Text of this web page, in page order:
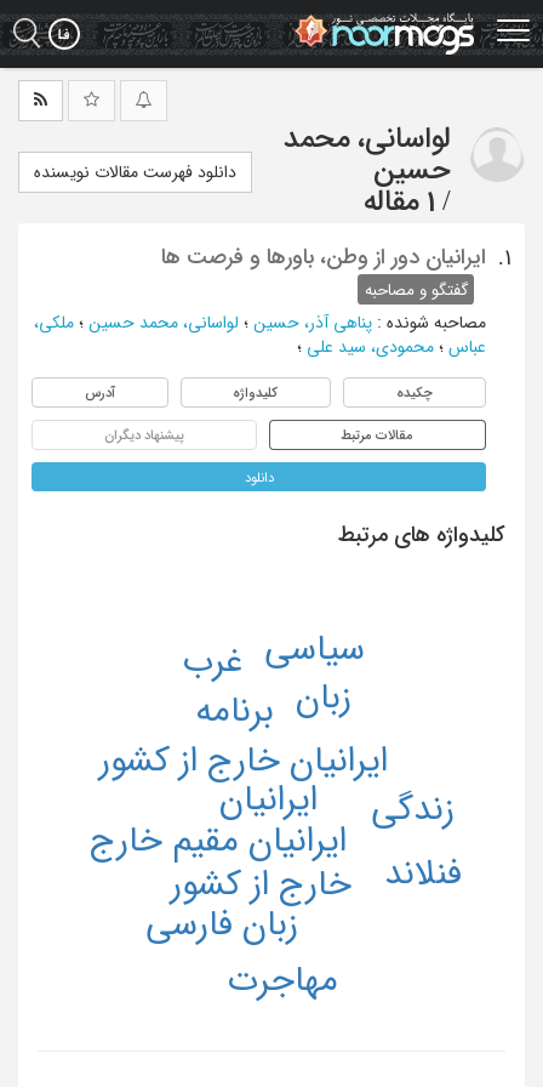
Skip
to
main
لواسانی، محمد
حسین
/ 1 مقاله
دانلود فهرست مقالات نویسنده
1. ایرانیان دور از وطن، باورها و فرصت ها
گفتگو و مصاحبه
مصاحبه شونده : پناهی آذر، حسین ؛ لواسانی، محمد حسین ؛ ملکی،
عباس ؛ محمودی، سید علی ؛
چکیده کلیدواژه آدرس
مقالات مرتبط پیشنهاد دیگران
دانلود
کلیدواژه های مرتبط
ایرانیان
ایرانیان خارج از کشور
ایرانیان مقیم خارج
برنامه
خارج از کشور
زبان
زبان فارسی
زندگی
سیاسی غرب
فنلاند
مهاجرت